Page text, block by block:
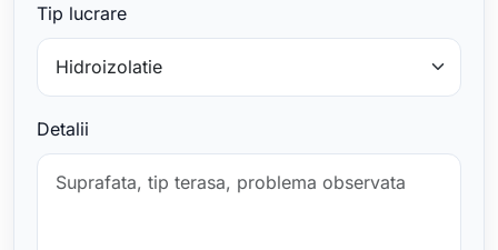
Tip lucrare
Detalii